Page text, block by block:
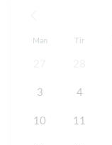
Man Tir
3 4
10 11